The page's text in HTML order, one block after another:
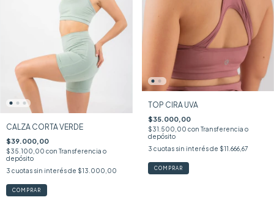
CALZA CORTA VERDE
$39.000,00
$35.100,00 con Transferencia o
depósito
3 cuotas sin interés de $13.000,00
COMPRAR
TOP CIRA UVA
$35.000,00
$31.500,00 con Transferencia o
depósito
3 cuotas sin interés de $11.666,67
COMPRAR